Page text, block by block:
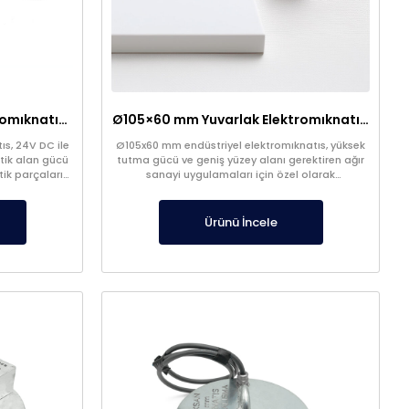
Ø90×50 mm Yuvarlak Elektromıknatıs – 100 kg Çekim Gücü
24V DC ile
alan gücü
parçaları
güçlü ve
Ø105×60 mm Yuvarlak Elektromıknatıs – 130 kg Çekim Gücü
Ø105x60 mm endüstriyel elektromıknatıs, yüksek
tutma gücü ve geniş yüzey alanı gerektiren ağır
sanayi uygulamaları için özel olarak
130 kg arası çekim kapasitesi sunarak, hem
sabitleme hem de kaldırma işlemlerinde
Ürünü İncele